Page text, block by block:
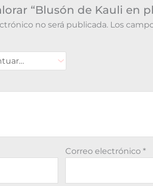
“Blusón de Kauli en
no será publicada. Los
Correo electrónico *